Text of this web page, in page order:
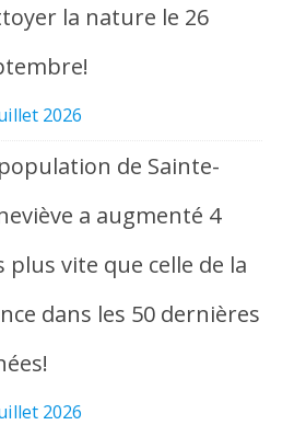
la nature le 26
2026
de Sainte-
a augmenté 4
plus vite que celle de la
dans les 50 dernières
2026